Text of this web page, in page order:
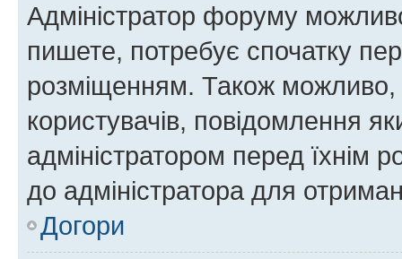
Адміністратор форуму
пишете, потребує спочатку
розміщенням. Також можливо,
користувачів, повідомлення
адміністратором перед їхнім
до адміністратора для
Догори